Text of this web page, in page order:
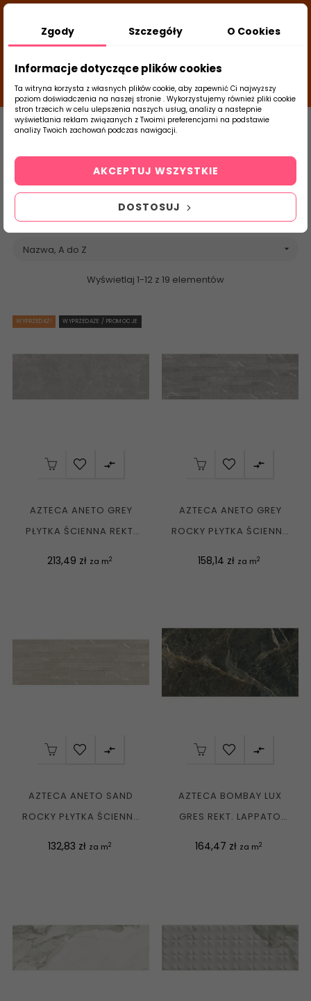
TUBADZIN- DODAJ PRODUKT DO KOSZYKA, UŻYJ
Strona Główna Brands Azteca
Lista produktów
marki Azteca
Nazwa, A do Z 
Wyświetlaj 1-12 z 19 elementów
WYPRZEDAŻ! WYPRZEDAŻE / PROMOCJE

AZTECA ANETO GREY
PŁYTKA ŚCIENNA REKT.
Cena
213,49 zł za m2

AZTECA ANETO GREY
ROCKY PŁYTKA ŚCIENNA
Cena
158,14 zł za m2

AZTECA ANETO SAND
ROCKY PŁYTKA ŚCIENNA
Cena
132,83 zł za m2

AZTECA BOMBAY LUX
GRES REKT. LAPPATO
Cena
164,47 zł za m2
Zgody Szczegóły O Cookies
Informacje dotyczące plików cookies
Ta witryna korzysta z własnych plików cookie, aby zapewnić Ci najwyższy
poziom doświadczenia na naszej stronie . Wykorzystujemy również pliki cookie
stron trzecich w celu ulepszenia naszych usług, analizy a nastepnie
wyświetlania reklam związanych z Twoimi preferencjami na podstawie
analizy Twoich zachowań podczas nawigacji.
DOSTOSUJ
AKCEPTUJ WSZYSTKIE